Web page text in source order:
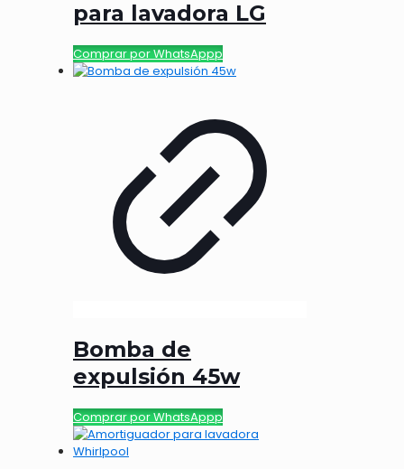
para lavadora LG
Comprar por WhatsAppp
Bomba de
expulsión 45w
Comprar por WhatsAppp